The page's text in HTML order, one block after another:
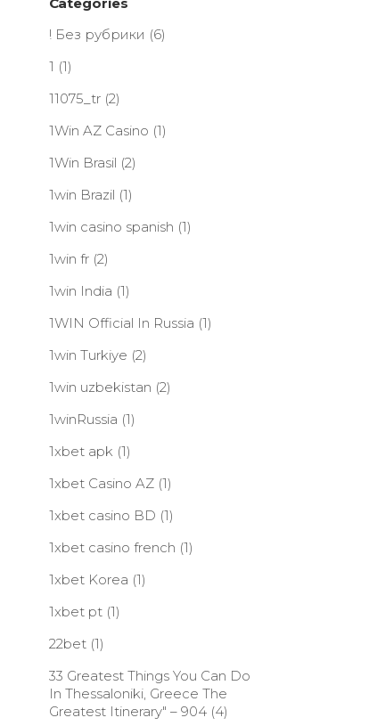
! Без рубрики (6)
1 (1)
11075_tr(2)
1Win AZ Casino (1)
1Win Brasil (2)
1win Brazil (1)
1win casino spanish (1)
1win fr(2)
1win India (1)
1WIN Official In Russia (1)
1win Turkiye (2)
1win uzbekistan (2)
1winRussia (1)
1xbet apk (1)
1xbet Casino AZ(1)
1xbet casino BD (1)
1xbet casino french (1)
1xbet Korea (1)
1xbet pt(1)
22bet(1)
33 Greatest Things You Can Do
In Thessaloniki, Greece The
Greatest Itinerary" – 904(4)